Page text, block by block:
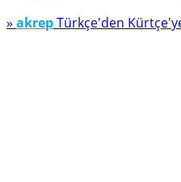
» akrepTürkçe'den